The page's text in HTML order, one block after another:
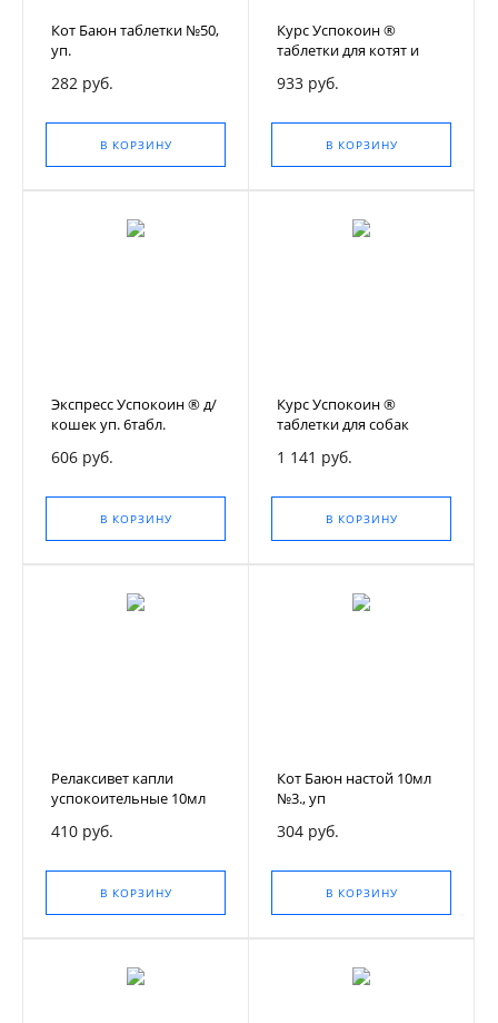
Кот Баюн таблетки №50,
уп.
282 руб.
В КОРЗИНУ
Курс Успокоин ®
таблетки для котят и
933 руб.
В КОРЗИНУ
Экспресс Успокоин ® д/
кошек уп. 6табл.
606 руб.
В КОРЗИНУ
Курс Успокоин ®
таблетки для собак
1 141 руб.
В КОРЗИНУ
Релаксивет капли
успокоительные 10мл
410 руб.
В КОРЗИНУ
Кот Баюн настой 10мл
№3., уп
304 руб.
В КОРЗИНУ